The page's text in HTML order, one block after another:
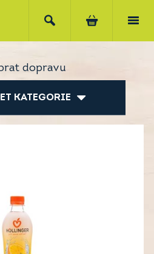
dopravu
KATEGORIE